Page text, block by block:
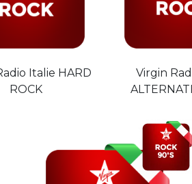
Italie HARD
ROCK
Virgin